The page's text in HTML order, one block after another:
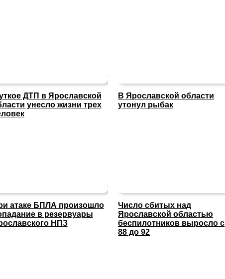
ДТП в Ярославской
унесло жизни трех
В Ярославской области
утонул рыбак
атаке БПЛА произошло
в резервуары
НПЗ
Число сбитых над
Ярославской областью
беспилотников выросло с
88 до 92